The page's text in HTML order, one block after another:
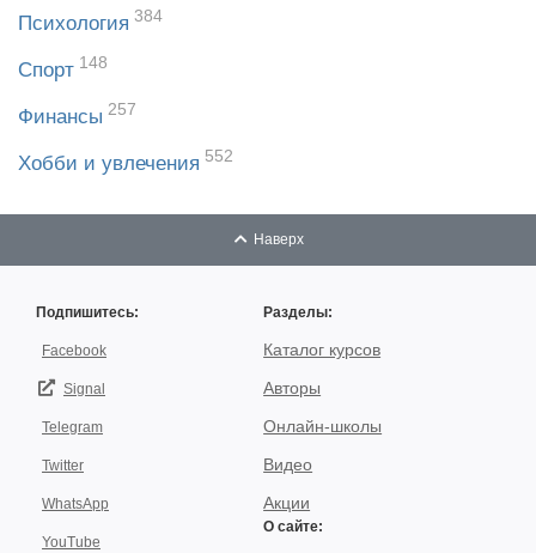
Психология 384
Спорт 148
Финансы 257
Хобби и увлечения 552
Наверх
Подпишитесь:
Facebook
Signal
Telegram
Twitter
WhatsApp
YouTube
Разделы:
Каталог курсов
Авторы
Онлайн-школы
Видео
Акции
О сайте: